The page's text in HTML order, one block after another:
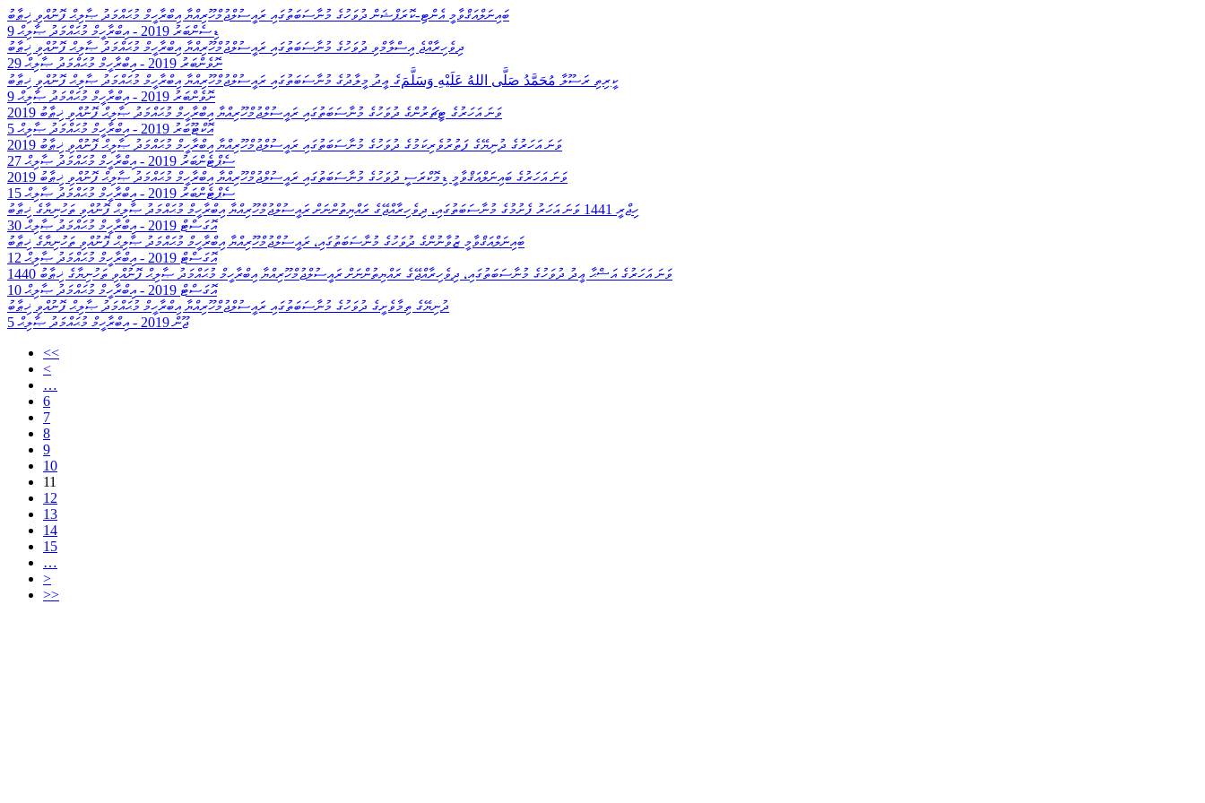
ބައިނަލްއަޤްވާމީ އެންޓި-ކޮރަޕްޝަން ދުވަހުގެ މުނާސަބަތުގައި ރައީސުލްޖުމްހޫރިއްޔާ އިބްރާހީމް މުޙައްމަދު ޞާލިޙް ފޮނުއްވި ޚިޠާބު
9 ޑިސެންބަރު 2019
- އިބްރާހީމް މުޙައްމަދު ޞާލިޙް
ދިވެހިރާއްޖެ އިސްލާމްވި ދުވަހުގެ މުނާސަބަތުގައި ރައީސުލްޖުމްހޫރިއްޔާ އިބްރާހީމް މުޙައްމަދު ޞާލިޙް ފޮނުއްވި ޚިޠާބު
29 ނޮވެންބަރު 2019
- އިބްރާހީމް މުޙައްމަދު ޞާލިޙް
ކީރިތި ރަސޫލާ مُحَمَّدُ صَلَّى اللهُ عَلَيْهِ وَسَلَّمَގެ ޢީދު މީލާދުގެ މުނާސަބަތުގައި ރައީސުލްޖުމްހޫރިއްޔާ އިބްރާހީމް މުޙައްމަދު ޞާލިޙް ފޮނުއްވި ޚިޠާބު
9 ނޮވެންބަރު 2019
- އިބްރާހީމް މުޙައްމަދު ޞާލިޙް
2019 ވަނަ އަހަރުގެ ޓީޗަރުންގެ ދުވަހުގެ މުނާސަބަތުގައި ރައީސުލްޖުމްހޫރިއްޔާ އިބްރާހީމް މުޙައްމަދު ޞާލިޙް ފޮނުއްވި ޚިޠާބު
5 އޮކްޓޫބަރު 2019
- އިބްރާހީމް މުޙައްމަދު ޞާލިޙް
2019 ވަނަ އަހަރުގެ ދުނިޔޭގެ ފަތުރުވެރިކަމުގެ ދުވަހުގެ މުނާސަބަތުގައި ރައީސުލްޖުމްހޫރިއްޔާ އިބްރާހީމް މުޙައްމަދު ޞާލިޙް ފޮނުއްވި ޚިޠާބު
27 ސެޕްޓެންބަރު 2019
- އިބްރާހީމް މުޙައްމަދު ޞާލިޙް
2019 ވަނަ އަހަރުގެ ބައިނަލްއަޤްވާމީ ޑިމޮކްރަސީ ދުވަހުގެ މުނާސަބަތުގައި ރައީސުލްޖުމްހޫރިއްޔާ އިބްރާހީމް މުޙައްމަދު ޞާލިޙް ފޮނުއްވި ޚިޠާބު
15 ސެޕްޓެންބަރު 2019
- އިބްރާހީމް މުޙައްމަދު ޞާލިޙް
ހިޖްރީ 1441 ވަނަ އަހަރު ފެށުމުގެ މުނާސަބަތުގައި، ދިވެހިރާއްޖޭގެ ރައްޔިތުންނަށް ރައީސުލްޖުމްހޫރިއްޔާ އިބްރާހީމް މުޙައްމަދު ޞާލިޙް ފޮނުއްވި ތަހުނިޔާގެ ޚިޠާބު
30 އޮގަސްޓް 2019
- އިބްރާހީމް މުޙައްމަދު ޞާލިޙް
ބައިނަލްއަޤްވާމީ ޒުވާނުންގެ ދުވަހުގެ މުނާސަބަތުގައި، ރައީސުލްޖުމްހޫރިއްޔާ އިބްރާހީމް މުޙައްމަދު ޞާލިޙް ފޮނުއްވި ތަހުނިޔާގެ ޚިޠާބު
12 އޮގަސްޓް 2019
- އިބްރާހީމް މުޙައްމަދު ޞާލިޙް
1440 ވަނަ އަހަރުގެ އަޟްޙާ ޢީދު ދުވަހުގެ މުނާސަބަތުގައި، ދިވެހިރާއްޖޭގެ ރައްޔިތުންނަށް ރައީސުލްޖުމްހޫރިއްޔާ އިބްރާހީމް މުޙައްމަދު ޞާލިޙް ފޮނުއްވި ތަހުނިޔާގެ ޚިޠާބު
10 އޮގަސްޓް 2019
- އިބްރާހީމް މުޙައްމަދު ޞާލިޙް
ދުނިޔޭގެ ތިމާވެށީގެ ދުވަހުގެ މުނާސަބަތުގައި ރައީސުލްޖުމްހޫރިއްޔާ އިބްރާހީމް މުޙައްމަދު ޞާލިޙް ފޮނުއްވި ޚިޠާބު
5 ޖޫން 2019
- އިބްރާހީމް މުޙައްމަދު ޞާލިޙް
<<
<
…
6
7
8
9
10
11
12
13
14
15
…
>
>>